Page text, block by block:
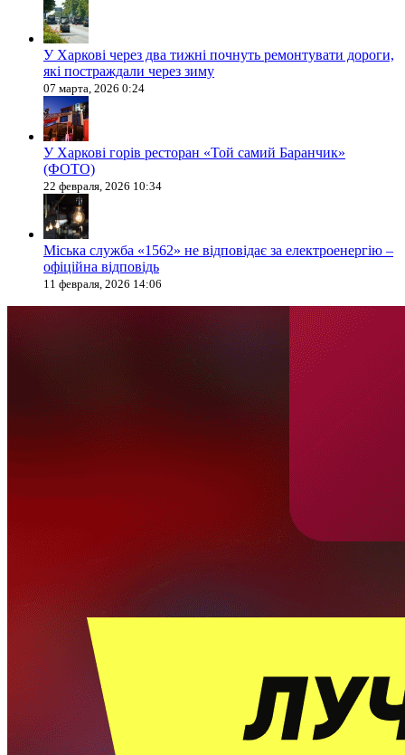
У Харкові через два тижні почнуть ремонтувати дороги,
які постраждали через зиму
07 марта, 2026 0:24
У Харкові горів ресторан «Той самий Баранчик»
(ФОТО)
22 февраля, 2026 10:34
Міська служба «1562» не відповідає за електроенергію –
офіційна відповідь
11 февраля, 2026 14:06